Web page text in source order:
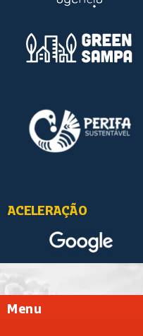
ACELERAÇÃO
Menu